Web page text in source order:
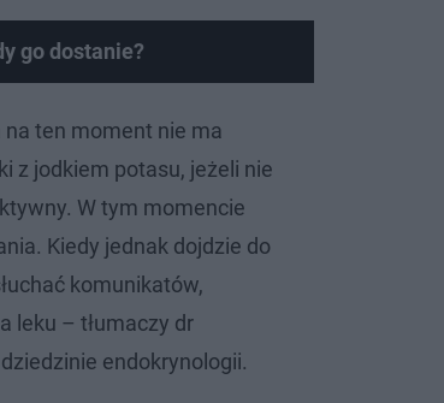
go dostanie?
ten moment nie ma
z jodkiem potasu, jeżeli nie
W tym momencie
Kiedy jednak dojdzie do
komunikatów,
leku – tłumaczy dr
endokrynologii.